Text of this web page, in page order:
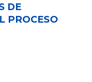
DE
PROCESO